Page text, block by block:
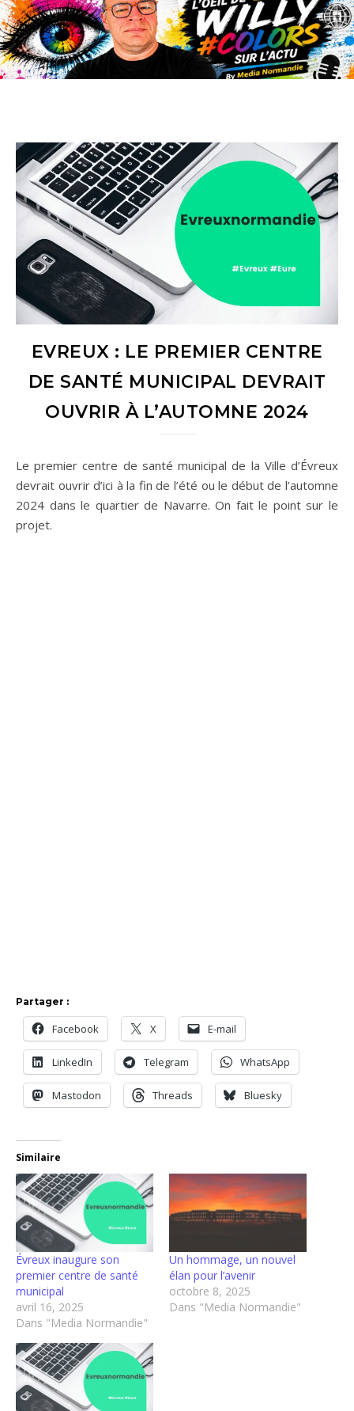
EVREUX : LE PREMIER CENTRE
DE SANTÉ MUNICIPAL DEVRAIT
OUVRIR À L’AUTOMNE 2024
Le premier centre de santé municipal de la Ville d’Évreux
devrait ouvrir d’ici à la fin de l’été ou le début de l’automne
2024 dans le quartier de Navarre. On fait le point sur le
projet.
Partager :
Facebook X E-mail
LinkedIn Telegram WhatsApp
Mastodon Threads Bluesky
Similaire
Évreux inaugure son
premier centre de santé
municipal
avril 16, 2025
Dans "Media Normandie"
Un hommage, un nouvel
élan pour l’avenir
octobre 8, 2025
Dans "Media Normandie"